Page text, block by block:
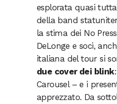
esplorata quasi
della band
la stima dei No
DeLonge e soci,
italiana del tour si
due cover dei blink
Carousel – e i
apprezzato. Da